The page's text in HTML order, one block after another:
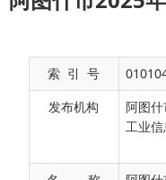
索 引 号
发布机构
阿图
工业